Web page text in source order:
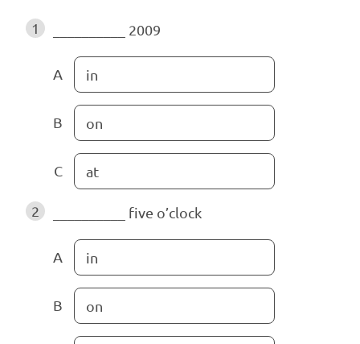
1 2009
A in
B on
C at
2 five o’clock
A in
B on